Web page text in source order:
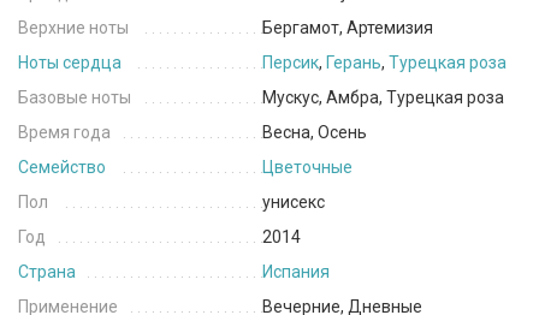
Верхние ноты
Бергамот, Артемизия
Ноты сердца
Персик, Герань, Турецкая роза
Базовые ноты
Мускус, Амбра, Турецкая роза
Время года
Весна, Осень
Семейство
Цветочные
Пол
унисекс
Год
2014
Страна
Испания
Применение
Вечерние, Дневные